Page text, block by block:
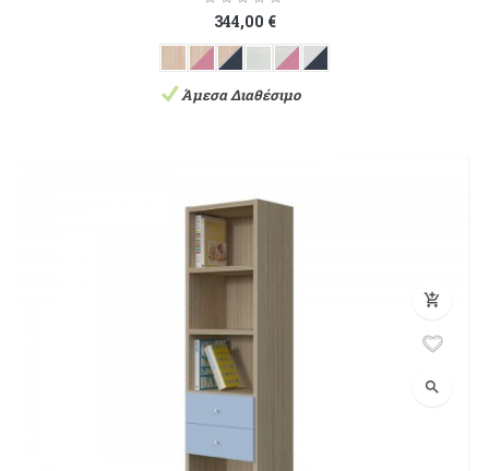
344,00 €
Άμεσα Διαθέσιμο
add_shopping_cart
search